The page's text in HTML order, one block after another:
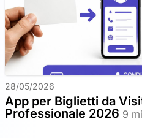
28/05/2026
App per Biglietti da
Professionale 2026 9